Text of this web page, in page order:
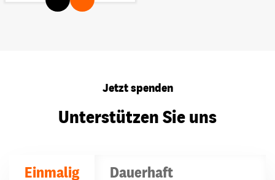
Jetzt spenden
Unterstützen Sie uns
Einmalig Dauerhaft